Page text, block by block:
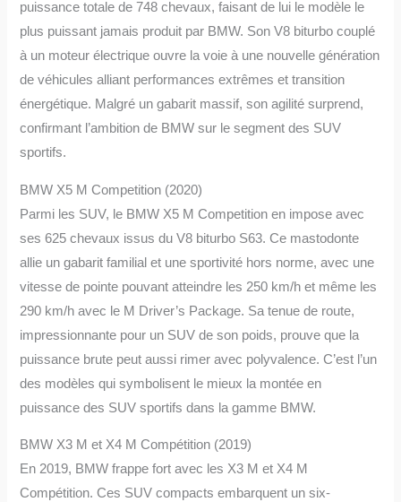
puissance totale de 748 chevaux, faisant de lui le modèle le
plus puissant jamais produit par BMW. Son V8 biturbo couplé
à un moteur électrique ouvre la voie à une nouvelle génération
de véhicules alliant performances extrêmes et transition
énergétique. Malgré un gabarit massif, son agilité surprend,
confirmant l’ambition de BMW sur le segment des SUV
sportifs.
BMW X5 M Competition (2020)
Parmi les SUV, le BMW X5 M Competition en impose avec
ses 625 chevaux issus du V8 biturbo S63. Ce mastodonte
allie un gabarit familial et une sportivité hors norme, avec une
vitesse de pointe pouvant atteindre les 250 km/h et même les
290 km/h avec le M Driver’s Package. Sa tenue de route,
impressionnante pour un SUV de son poids, prouve que la
puissance brute peut aussi rimer avec polyvalence. C’est l’un
des modèles qui symbolisent le mieux la montée en
puissance des SUV sportifs dans la gamme BMW.
BMW X3 M et X4 M Compétition (2019)
En 2019, BMW frappe fort avec les X3 M et X4 M
Compétition. Ces SUV compacts embarquent un six-